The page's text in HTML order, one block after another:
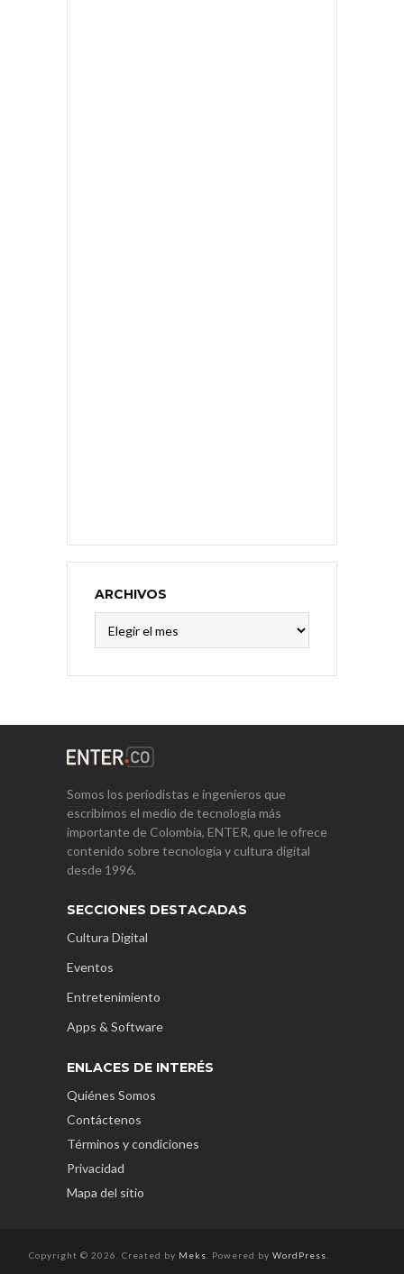
ARCHIVOS
Somos los periodistas e ingenieros que
escribimos el medio de tecnología más
importante de Colombia, ENTER, que le ofrece
contenido sobre tecnología y cultura digital
desde 1996.
SECCIONES DESTACADAS
Cultura Digital
Eventos
Entretenimiento
Apps & Software
ENLACES DE INTERÉS
Quiénes Somos
Contáctenos
Términos y condiciones
Privacidad
Mapa del sitio
Copyright © 2026. Created by Meks . Powered by WordPress